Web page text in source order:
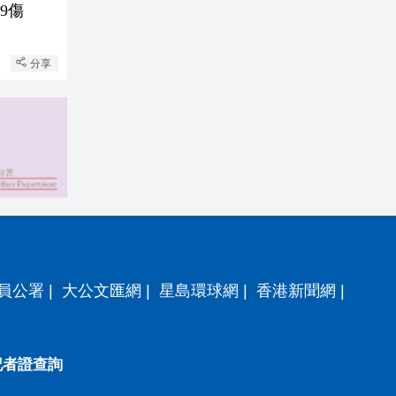
傷
分享
公署 | 大公文匯網 | 星島環球網 | 香港新聞網 |
證查詢